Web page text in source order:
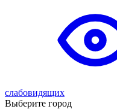
слабовидящих
Выберите город